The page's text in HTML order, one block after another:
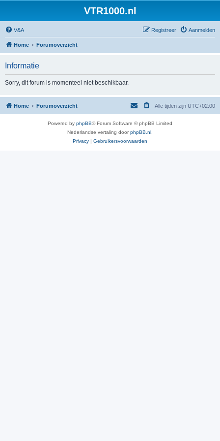
VTR1000.nl
V&A Aanmelden
Registreer
Home Forumoverzicht
Informatie
Sorry, dit forum is momenteel niet beschikbaar.
Home Forumoverzicht Alle tijden zijn UTC+02:00
Powered by phpBB® Forum Software © phpBB Limited
Nederlandse vertaling doorphpBB.nl
Privacy | Gebruikersvoorwaarden